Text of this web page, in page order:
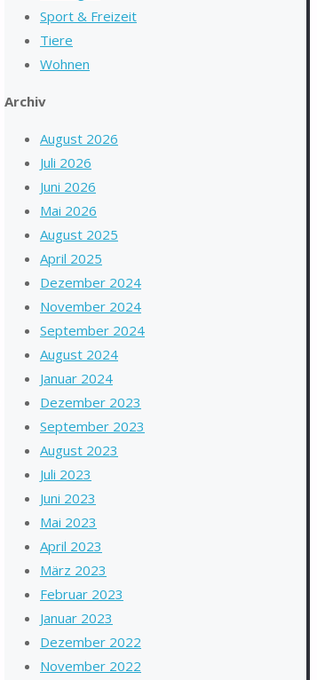
Sport & Freizeit
Tiere
Wohnen
Archiv
August 2026
Juli 2026
Juni 2026
Mai 2026
August 2025
April 2025
Dezember 2024
November 2024
September 2024
August 2024
Januar 2024
Dezember 2023
September 2023
August 2023
Juli 2023
Juni 2023
Mai 2023
April 2023
März 2023
Februar 2023
Januar 2023
Dezember 2022
November 2022